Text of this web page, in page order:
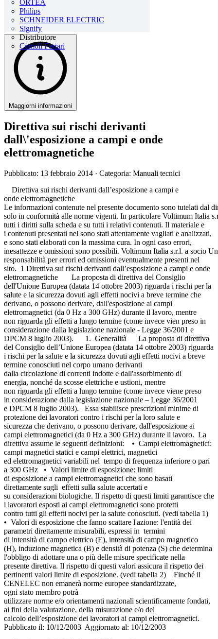
ORTEA
Philips
SCHNEIDER ELECTRIC
Signify
Distributore
Comoli Ferrari
Maggiorni informazioni
Direttiva sui rischi derivanti
dall\'esposizione a campi e onde
elettromagnetiche
Pubblicato: 13 febbraio 2014 · Categoria: Manuali tecnici
Direttiva sui rischi derivanti dall’esposizione a campi e
onde elettromagnetiche
Le informazioni contenute nel presente documento sono tutelati dal
solo in conformità alle norme vigenti. In particolare Voltimum Italia
tutti i diritti sulla scheda e su tutti i relativi contenuti. Il materiale e
i contenuti presentati nel sono stati attentamente vagliati e analizzati,
e sono stati elaborati con la massima cura. In ogni caso errori,
inesattezze e omissioni sono possibili. Voltimum Italia s.r.l. a socio
responsabilità per errori ed omissioni eventualmente presenti nel
sito. 1 Direttiva sui rischi derivanti dall’esposizione a campi e onde
elettromagnetiche La proposta di direttiva del Consiglio
dell'Unione Europea (datata 14 ottobre 2003) riguarda i rischi per la
salute e la sicurezza dovuti agli effetti nocivi a breve termine che
derivano, o possono derivare, dall'esposizione ai campi
elettromagnetici (da 0 Hz a 300 GHz) durante il lavoro, mentre
non riguarda gli effetti a lungo termine (come invece vien preso in
considerazione dalla legislazione nazionale - Legge 36/2001 e
DPCM 8 luglio 2003). 1. Generalità La proposta di direttiva
del Consiglio dell’Unione Europea (datata 14 ottobre 2003) riguarda
i rischi per la salute e la sicurezza dovuti agli effetti nocivi a breve
termine conosciuti nel corpo umano derivanti
dalla circolazione di correnti indotte e dall'assorbimento di
energia, nonché da scosse elettriche e ustioni, mentre
non riguarda gli effetti a lungo termine (come invece viene preso
in considerazione dalla legislazione nazionale – Legge 36/2001
e DPCM 8 luglio 2003). Essa stabilisce prescrizioni minime di
protezione dei lavoratori contro i rischi per la loro salute e
sicurezza che derivano, o possono derivare, dall'esposizione ai
campi elettromagnetici (da 0 Hz a 300 GHz) durante il lavoro. La
direttiva assume le seguenti definizioni: • Campi elettromagnetici:
campi magnetici statici e campi elettrici, magnetici
ed elettromagnetici variabili nel tempo di frequenza inferiore o pari
a 300 GHz • Valori limite di esposizione: limiti
di esposizione a campi elettromagnetici che sono basati
direttamente sugli effetti sulla salute accertati e
su considerazioni biologiche. Il rispetto di questi limiti garantisce che
i lavoratori esposti ai campi elettromagnetici sono protetti
contro tutti gli effetti nocivi per la salute conosciuti. (vedi tabella 1)
• Valori di esposizione che fanno scattare l'azione: l'entità dei
parametri direttamente misurabili, espressi in termini
di intensità di campo elettrico (E), intensità di campo magnetico
(H), induzione magnetica (B) e densità di potenza (S) che determina
l'obbligo di adottare una o più delle misure specificate nella
presente direttiva. Il rispetto di questi valori assicura il rispetto dei
pertinenti valori limite di esposizione. (vedi tabella 2) Finché il
CENELEC non emanerà norme europee standardizzate,
ogni stato membro potrà
utilizzare norme e/o orientamenti nazionali scientificamente fondati,
ai fini della valutazione, della misurazione e/o del
calcolo dell’esposizione dei lavoratori ai campi elettromagnetici.
Pubblicato il: 10/12/2003 Aggiornato al: 10/12/2003